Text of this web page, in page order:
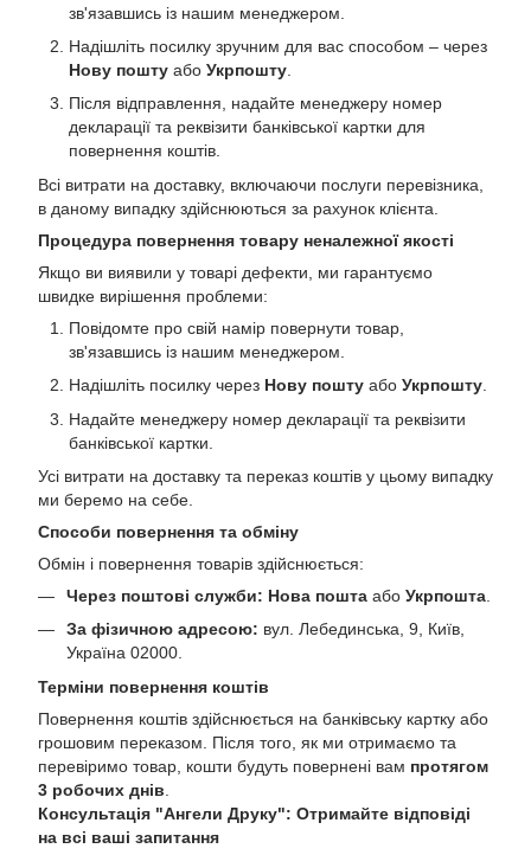
зв'язавшись із нашим менеджером.
Надішліть посилку зручним для вас способом – через
Нову пошту або Укрпошту
Після відправлення, надайте менеджеру номер
декларації та реквізити банківської картки для
повернення коштів.
Всі витрати на доставку, включаючи послуги перевізника,
в даному випадку здійснюються за рахунок клієнта.
Процедура повернення товару неналежної якості
Якщо ви виявили у товарі дефекти, ми гарантуємо
швидке вирішення проблеми:
Повідомте про свій намір повернути товар,
зв'язавшись із нашим менеджером.
Надішліть посилку через Нову пошту або Укрпошту
Надайте менеджеру номер декларації та реквізити
банківської картки.
Усі витрати на доставку та переказ коштів у цьому випадку
ми беремо на себе.
Способи повернення та обміну
Обмін і повернення товарів здійснюється:
Через поштові служби: Нова пошта або Укрпошта
За фізичною адресою: вул. Лебединська, 9, Київ,
Україна 02000.
Терміни повернення коштів
Повернення коштів здійснюється на банківську картку або
грошовим переказом. Після того, як ми отримаємо та
перевіримо товар, кошти будуть повернені вам протягом
3 робочих днів
Консультація "Ангели Друку": Отримайте відповіді
на всі ваші запитання